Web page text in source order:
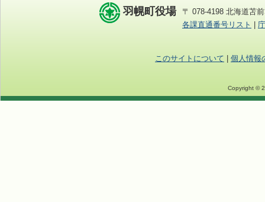
羽幌町役場
〒 078-4198 北海道苫
各課直通番号リスト
このサイトについて 個人情報
Copyright ©